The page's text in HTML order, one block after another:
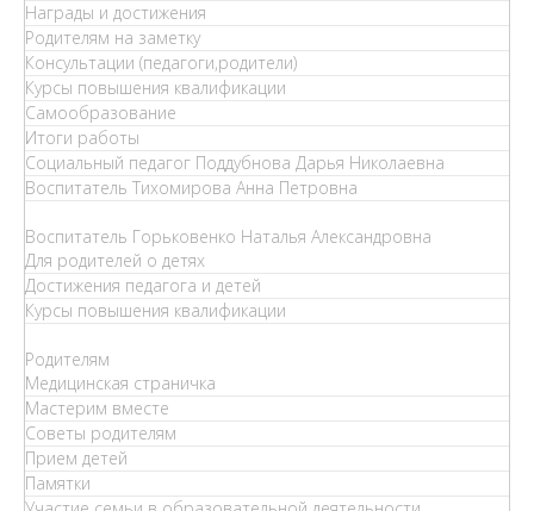
Награды и достижения
Родителям на заметку
Консультации (педагоги,родители)
Курсы повышения квалификации
Самообразование
Итоги работы
Социальный педагог Поддубнова Дарья Николаевна
Воспитатель Тихомирова Анна Петровна
Воспитатель Горьковенко Наталья Александровна
Для родителей о детях
Достижения педагога и детей
Курсы повышения квалификации
Родителям
Медицинская страничка
Мастерим вместе
Советы родителям
Прием детей
Памятки